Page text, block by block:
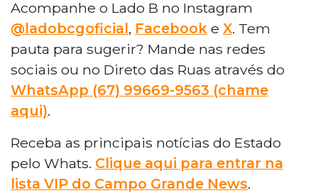
Acompanhe o Lado B no Instagram
@ladobcgoficial, Facebook e X. Tem
pauta para sugerir? Mande nas redes
sociais ou no Direto das Ruas através do
WhatsApp (67) 99669-9563 (chame
aqui).
Receba as principais notícias do Estado
pelo Whats. Clique aqui para entrar na
lista VIP do Campo Grande News.